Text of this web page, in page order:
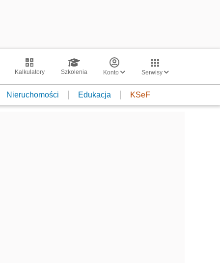
Kalkulatory Szkolenia Konto Serwisy
Nieruchomości Edukacja KSeF